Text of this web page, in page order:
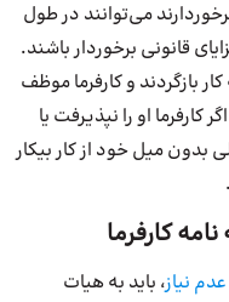
می‌توانند در طول
قانونی برخوردار باشند.
بازگردند و کارفرما موظف
او را نپذیرفت یا
بدون میل خود از کار بیکار
کارفرما
نیاز، باید به هیات